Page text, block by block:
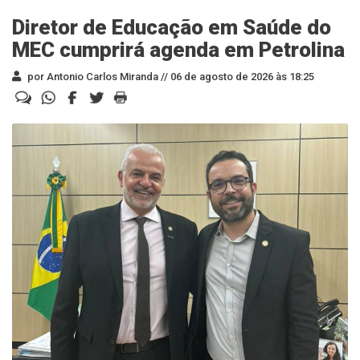
Diretor de Educação em Saúde do
MEC cumprirá agenda em Petrolina
por Antonio Carlos Miranda // 06 de agosto de 2026 às 18:25